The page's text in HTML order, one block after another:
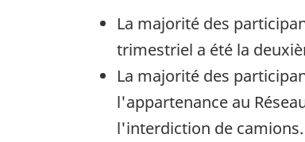
La majorité des
trimestriel a été la
La majorité des
l'appartenance au
l'interdiction de camions.